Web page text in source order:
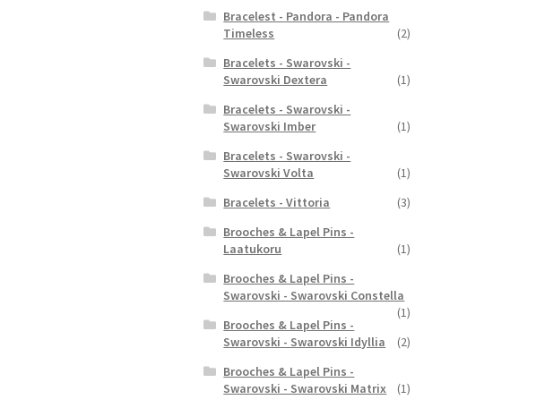
Bracelest - Pandora - Pandora
Timeless
(2)
Bracelets - Swarovski -
Swarovski Dextera
(1)
Bracelets - Swarovski -
Swarovski Imber
(1)
Bracelets - Swarovski -
Swarovski Volta
(1)
Bracelets - Vittoria
(3)
Brooches & Lapel Pins -
Laatukoru
(1)
Brooches & Lapel Pins -
Swarovski - Swarovski Constella
(1)
Brooches & Lapel Pins -
Swarovski - Swarovski Idyllia
(2)
Brooches & Lapel Pins -
Swarovski - Swarovski Matrix
(1)